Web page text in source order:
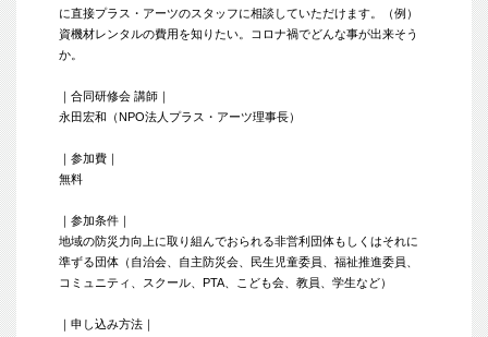
に直接プラス・アーツのスタッフに相談していただけます。（例）
資機材レンタルの費用を知りたい。コロナ禍でどんな事が出来そう
か。
｜合同研修会 講師｜
永田宏和（NPO法人プラス・アーツ理事長）
｜参加費｜
無料
｜参加条件｜
地域の防災力向上に取り組んでおられる非営利団体もしくはそれに
準ずる団体（自治会、自主防災会、民生児童委員、福祉推進委員、
コミュニティ、スクール、PTA、こども会、教員、学生など）
｜申し込み方法｜